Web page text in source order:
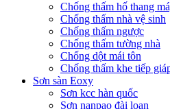
Chống thấm hố thang
Chống thấm nhà vệ sinh
Chống thấm ngược
Chống thấm tường nhà
Chống dột mái tôn
Chống thấm khe tiếp
Sơn sàn Eoxy
Sơn kcc hàn quốc
Sơn nanpao đài loan